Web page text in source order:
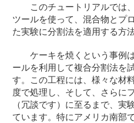
このチュートリアルでは
ツールを使って、混合物とプ
た実験に分割法を適用する方
ケーキを焼くという事例
ールを利用して複合分割法を
す。この工程には、様々な材
度で処理し、そして、さらに
（冗談です）に至るまで、実
ています。特にアメリカ南部